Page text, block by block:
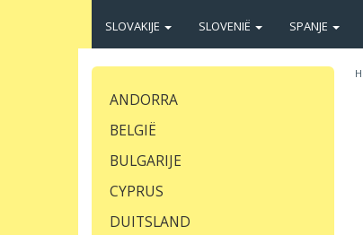
SLOVAKIJE SLOVENIË SPANJE
ANDORRA
BELGIË
BULGARIJE
CYPRUS
DUITSLAND